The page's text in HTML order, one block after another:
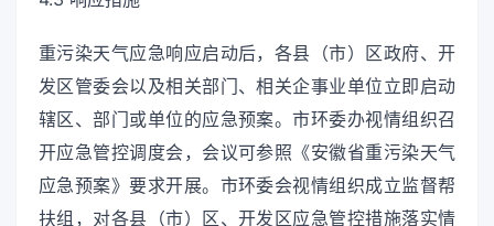
重污染天气应急响应启动后，各县（市）区政府、开
发区管委会以及相关部门、相关企事业单位立即启动
辖区、部门或单位的应急预案。市环委办视情组织召
开应急管控调度会，会议可参照《安徽省重污染天气
应急预案》要求开展。市环委会视情组织成立监督帮
扶组，对各县（市）区、开发区应急管控措施落实情